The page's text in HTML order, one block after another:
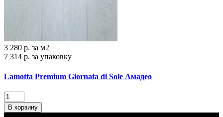
3 280 р. за м2
7 314 р. за упаковку
Lamotta Premium Giornata di Sole Амадео
В корзину